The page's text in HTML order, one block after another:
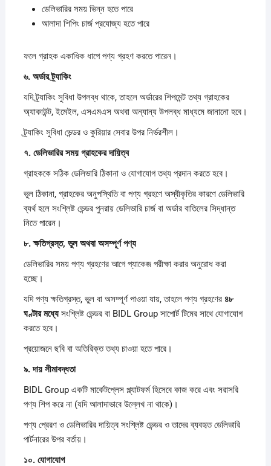
ডেলিভারির সময় ভিন্ন হতে পারে
আলাদা শিপিং চার্জ প্রযোজ্য হতে পারে
ফলে গ্রাহক একাধিক ধাপে পণ্য গ্রহণ করতে পারেন।
৬. অর্ডারট্র্যাকিং
যদি ট্র্যাকিং সুবিধা উপলব্ধ থাকে, তাহলে অর্ডারের শিপমেন্ট তথ্য গ্রাহকের
অ্যাকাউন্ট, ইমেইল, এসএমএস অথবা অন্যান্য উপলব্ধ মাধ্যমে জানানো হবে।
ট্র্যাকিং সুবিধা ভেন্ডর ও কুরিয়ার সেবার উপর নির্ভরশীল।
৭. ডেলিভারিরসময়গ্রাহকেরদায়িত্ব
গ্রাহককে সঠিক ডেলিভারি ঠিকানা ও যোগাযোগ তথ্য প্রদান করতে হবে।
ভুল ঠিকানা, গ্রাহকের অনুপস্থিতি বা পণ্য গ্রহণে অস্বীকৃতির কারণে ডেলিভারি
ব্যর্থ হলে সংশ্লিষ্ট ভেন্ডর পুনরায় ডেলিভারি চার্জ বা অর্ডার বাতিলের সিদ্ধান্ত
নিতে পারেন।
৮.ক্ষতিগ্রস্ত, ভুলঅথবাঅসম্পূর্ণপণ্য
ডেলিভারির সময় পণ্য গ্রহণের আগে প্যাকেজ পরীক্ষা করার অনুরোধ করা
হচ্ছে।
যদি পণ্য ক্ষতিগ্রস্ত, ভুল বা অসম্পূর্ণ পাওয়া যায়, তাহলে পণ্য গ্রহণের ৪৮
ঘণ্টারমধ্যেসংশ্লিষ্ট ভেন্ডর বা BIDL Group সাপোর্ট টিমের সাথে যোগাযোগ
করতে হবে।
প্রয়োজনে ছবি বা অতিরিক্ত তথ্য চাওয়া হতে পারে।
৯.দায়সীমাবদ্ধতা
BIDL Group একটি মার্কেটপ্লেস প্ল্যাটফর্ম হিসেবে কাজ করে এবং সরাসরি
পণ্য শিপ করে না (যদি আলাদাভাবে উল্লেখ না থাকে)।
পণ্য প্রেরণ ও ডেলিভারির দায়িত্ব সংশ্লিষ্ট ভেন্ডর ও তাদের ব্যবহৃত ডেলিভারি
পার্টনারের উপর বর্তায়।
১০. যোগাযোগ